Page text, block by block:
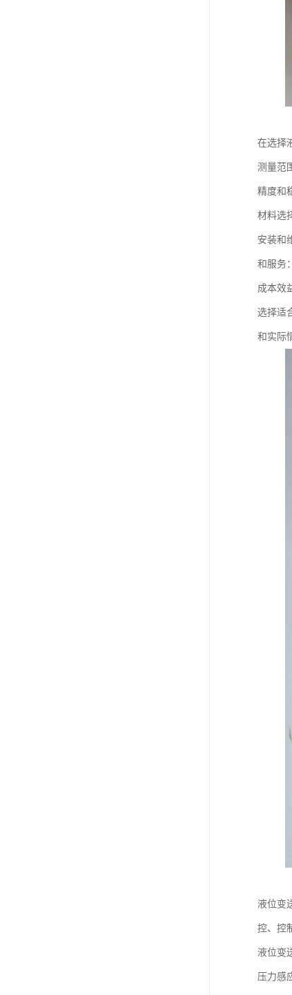
在选择
测量范
精度和
材料选
安装和
和服务
成本效
选择适
和实际
液位变
控、控
液位变
压力感